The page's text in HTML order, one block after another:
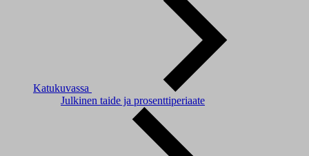
Katukuvassa
Julkinen taide ja prosenttiperiaate